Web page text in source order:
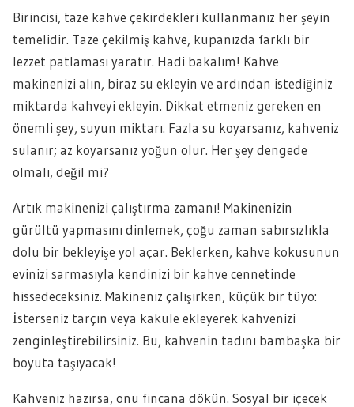
Birincisi, taze kahve çekirdekleri kullanmanız her şeyin
temelidir. Taze çekilmiş kahve, kupanızda farklı bir
lezzet patlaması yaratır. Hadi bakalım! Kahve
makinenizi alın, biraz su ekleyin ve ardından istediğiniz
miktarda kahveyi ekleyin. Dikkat etmeniz gereken en
önemli şey, suyun miktarı. Fazla su koyarsanız, kahveniz
sulanır; az koyarsanız yoğun olur. Her şey dengede
olmalı, değil mi?
Artık makinenizi çalıştırma zamanı! Makinenizin
gürültü yapmasını dinlemek, çoğu zaman sabırsızlıkla
dolu bir bekleyişe yol açar. Beklerken, kahve kokusunun
evinizi sarmasıyla kendinizi bir kahve cennetinde
hissedeceksiniz. Makineniz çalışırken, küçük bir tüyo:
İsterseniz tarçın veya kakule ekleyerek kahvenizi
zenginleştirebilirsiniz. Bu, kahvenin tadını bambaşka bir
boyuta taşıyacak!
Kahveniz hazırsa, onu fincana dökün. Sosyal bir içecek